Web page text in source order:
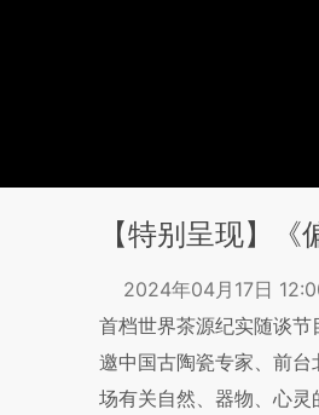
【特别呈现】
2024年04月17日
首档世界茶源纪实随谈节
邀中国古陶瓷专家、前
场有关自然、器物、心灵